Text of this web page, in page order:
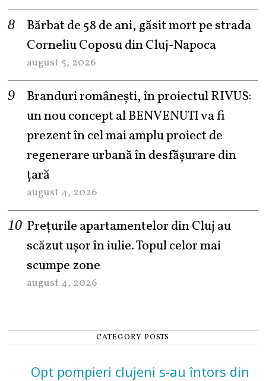
Bărbat de 58 de ani, găsit mort pe strada
Corneliu Coposu din Cluj-Napoca
august 5, 2026
Branduri românești, în proiectul RIVUS:
un nou concept al BENVENUTI va fi
prezent în cel mai amplu proiect de
regenerare urbană în desfășurare din
țară
august 4, 2026
Prețurile apartamentelor din Cluj au
scăzut ușor în iulie. Topul celor mai
scumpe zone
august 4, 2026
CATEGORY POSTS
Opt pompieri clujeni s-au întors din